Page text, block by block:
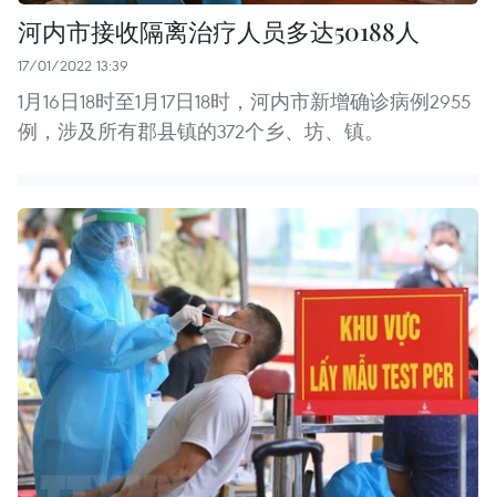
河内市接收隔离治疗人员多达50188人
17/01/2022 13:39
1月16日18时至1月17日18时，河内市新增确诊病例2955
例，涉及所有郡县镇的372个乡、坊、镇。